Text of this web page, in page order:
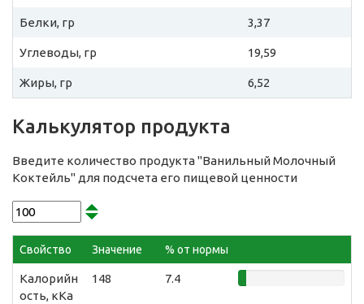
Белки, гр 3,37
Углеводы, гр 19,59
Жиры, гр 6,52
Калькулятор продукта
Введите количество продукта "Ванильный Молочный
Коктейль" для подсчета его пищевой ценности
Свойство Значение % от нормы
Калорийн
ость, кКа
148 7.4